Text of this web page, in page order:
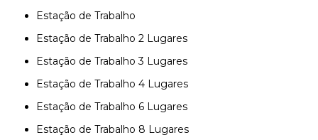
Estação de Trabalho
Estação de Trabalho 2 Lugares
Estação de Trabalho 3 Lugares
Estação de Trabalho 4 Lugares
Estação de Trabalho 6 Lugares
Estação de Trabalho 8 Lugares